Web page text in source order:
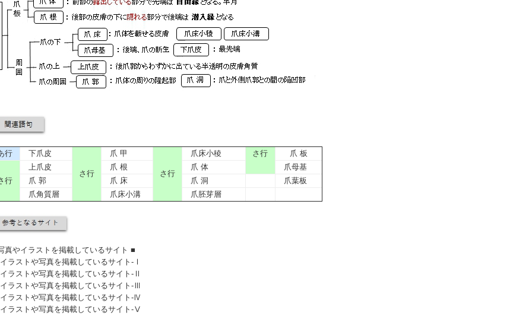
行 下爪皮
さ行
爪 甲
さ行
爪床小稜 さ行 爪 板
行
上爪皮 爪 根 爪 体
爪母基
爪 郭
爪 床 爪 洞
爪葉板
爪角質層
爪床小溝 爪胚芽層
真やイラストを掲載しているサイト ■
イラストや写真を掲載しているサイト-Ⅰ
イラストや写真を掲載しているサイト-Ⅱ
イラストや写真を掲載しているサイト-Ⅲ
イラストや写真を掲載しているサイト-Ⅳ
ラストや写真を掲載しているサイト-Ⅴ